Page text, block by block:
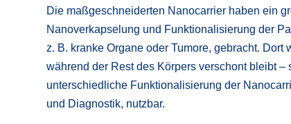
Die maßgeschneiderten Nanocarrier haben ein
Nanoverkapselung und Funktionalisierung der
z. B. kranke Organe oder Tumore, gebracht.
während der Rest des Körpers verschont bleibt
unterschiedliche Funktionalisierung der
und Diagnostik, nutzbar.